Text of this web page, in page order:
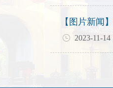
【图片新闻】
2023-11-14